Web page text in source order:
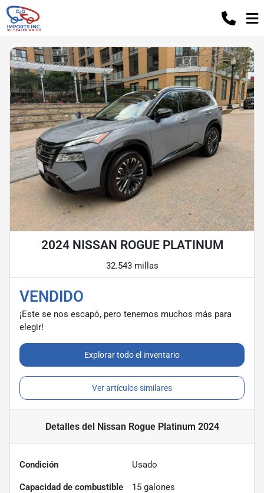
2024 NISSAN ROGUE PLATINUM
32.543 millas
VENDIDO
¡Este se nos escapó, pero tenemos muchos más para
elegir!
Explorar todo el inventario
Ver artículos similares
Detalles del Nissan Rogue Platinum 2024
Condición Usado
Capacidad de combustible 15 galones